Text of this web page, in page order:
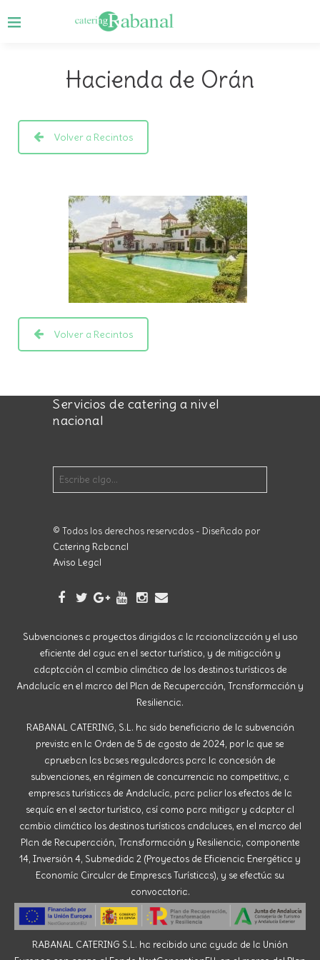
Hacienda de Orán
Volver a Recintos
Volver a Recintos
Servicios de catering a nivel
nacional
© Todos los derechos reservados - Diseñado por
Catering Rabanal
Aviso Legal
Subvenciones a proyectos dirigidos a la racionalización y el uso
eficiente del agua en el sector turístico, y de mitigación y
adaptación al cambio climático de los destinos turísticos de
Andalucía en el marco del Plan de Recuperación, Transformación y
Resiliencia.
RABANAL CATERING, S.L. ha sido beneficiario de la subvención
prevista en la Orden de 5 de agosto de 2024, por la que se
aprueban las bases reguladoras para la concesión de
subvenciones, en régimen de concurrencia no competitiva, a
empresas turísticas de Andalucía, para paliar los efectos de la
sequía en el sector turístico, así como para mitigar y adaptar al
cambio climático los destinos turísticos andaluces, en el marco del
Plan de Recuperación, Transformación y Resiliencia, componente
14, Inversión 4, Submedida 2 (Proyectos de Eficiencia Energética y
Economía Circular de Empresas Turísticas), y se efectúa su
convocatoria.
RABANAL CATERING S.L. ha recibido una ayuda de la Unión